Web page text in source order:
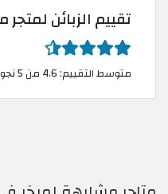
تقييم الزبائن
متوسط التقييم: 4.6 من 5 نجوم بواسطة 250 مستخدم